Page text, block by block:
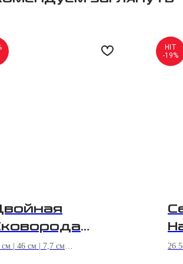
см | 46 см | 7,7 см
HIT
-19%